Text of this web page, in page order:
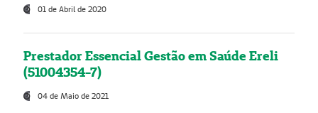
01 de Abril de 2020
Prestador Essencial Gestão em Saúde Ereli
(51004354-7)
04 de Maio de 2021